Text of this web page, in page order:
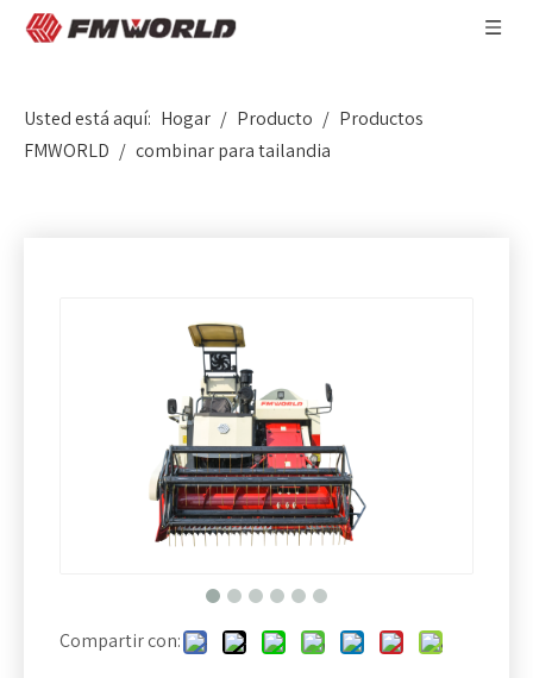
Usted está aquí: Hogar / Producto / Productos
FMWORLD / combinar para tailandia
Compartir con: